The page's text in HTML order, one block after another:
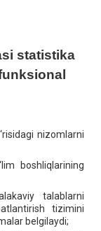
statistika
nizomlarni
boshliqlarining
talablarni
tizimini
belgilaydi;